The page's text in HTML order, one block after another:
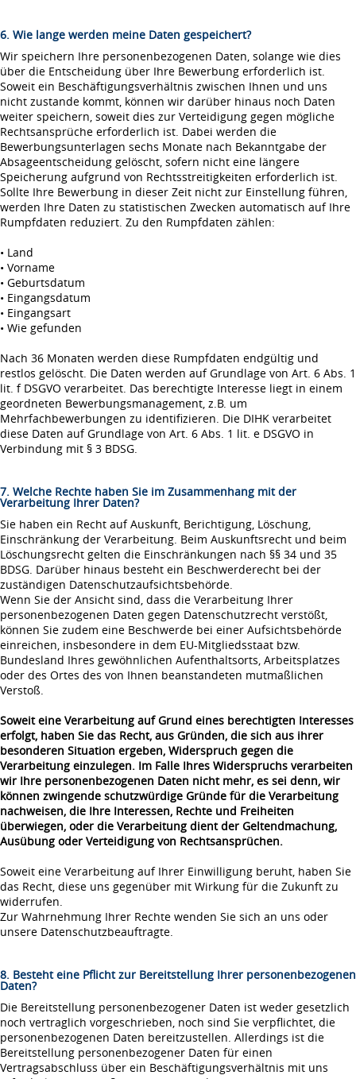
6. Wie lange werden meine Daten gespeichert?
Wir speichern Ihre personenbezogenen Daten, solange wie dies
über die Entscheidung über Ihre Bewerbung erforderlich ist.
Soweit ein Beschäftigungsverhältnis zwischen Ihnen und uns
nicht zustande kommt, können wir darüber hinaus noch Daten
weiter speichern, soweit dies zur Verteidigung gegen mögliche
Rechtsansprüche erforderlich ist. Dabei werden die
Bewerbungsunterlagen sechs Monate nach Bekanntgabe der
Absageentscheidung gelöscht, sofern nicht eine längere
Speicherung aufgrund von Rechtsstreitigkeiten erforderlich ist.
Sollte Ihre Bewerbung in dieser Zeit nicht zur Einstellung führen,
werden Ihre Daten zu statistischen Zwecken automatisch auf Ihre
Rumpfdaten reduziert. Zu den Rumpfdaten zählen:
• Land
• Vorname
• Geburtsdatum
• Eingangsdatum
• Eingangsart
• Wie gefunden
Nach 36 Monaten werden diese Rumpfdaten endgültig und
restlos gelöscht. Die Daten werden auf Grundlage von Art. 6 Abs. 1
lit. f DSGVO verarbeitet. Das berechtigte Interesse liegt in einem
geordneten Bewerbungsmanagement, z.B. um
Mehrfachbewerbungen zu identifizieren. Die DIHK verarbeitet
diese Daten auf Grundlage von Art. 6 Abs. 1 lit. e DSGVO in
Verbindung mit § 3 BDSG.
7. Welche Rechte haben Sie im Zusammenhang mit der
Verarbeitung Ihrer Daten?
Sie haben ein Recht auf Auskunft, Berichtigung, Löschung,
Einschränkung der Verarbeitung. Beim Auskunftsrecht und beim
Löschungsrecht gelten die Einschränkungen nach §§ 34 und 35
BDSG. Darüber hinaus besteht ein Beschwerderecht bei der
zuständigen Datenschutzaufsichtsbehörde.
Wenn Sie der Ansicht sind, dass die Verarbeitung Ihrer
personenbezogenen Daten gegen Datenschutzrecht verstößt,
können Sie zudem eine Beschwerde bei einer Aufsichtsbehörde
einreichen, insbesondere in dem EU-Mitgliedsstaat bzw.
Bundesland Ihres gewöhnlichen Aufenthaltsorts, Arbeitsplatzes
oder des Ortes des von Ihnen beanstandeten mutmaßlichen
Verstoß.
Soweit eine Verarbeitung auf Grund eines berechtigten Interesses
erfolgt, haben Sie das Recht, aus Gründen, die sich aus ihrer
besonderen Situation ergeben, Widerspruch gegen die
Verarbeitung einzulegen. Im Falle Ihres Widerspruchs verarbeiten
wir Ihre personenbezogenen Daten nicht mehr, es sei denn, wir
können zwingende schutzwürdige Gründe für die Verarbeitung
nachweisen, die Ihre Interessen, Rechte und Freiheiten
überwiegen, oder die Verarbeitung dient der Geltendmachung,
Ausübung oder Verteidigung von Rechtsansprüchen.
Soweit eine Verarbeitung auf Ihrer Einwilligung beruht, haben Sie
das Recht, diese uns gegenüber mit Wirkung für die Zukunft zu
widerrufen.
Zur Wahrnehmung Ihrer Rechte wenden Sie sich an uns oder
unsere Datenschutzbeauftragte.
8. Besteht eine Pflicht zur Bereitstellung Ihrer personenbezogenen
Daten?
Die Bereitstellung personenbezogener Daten ist weder gesetzlich
noch vertraglich vorgeschrieben, noch sind Sie verpflichtet, die
personenbezogenen Daten bereitzustellen. Allerdings ist die
Bereitstellung personenbezogener Daten für einen
Vertragsabschluss über ein Beschäftigungsverhältnis mit uns